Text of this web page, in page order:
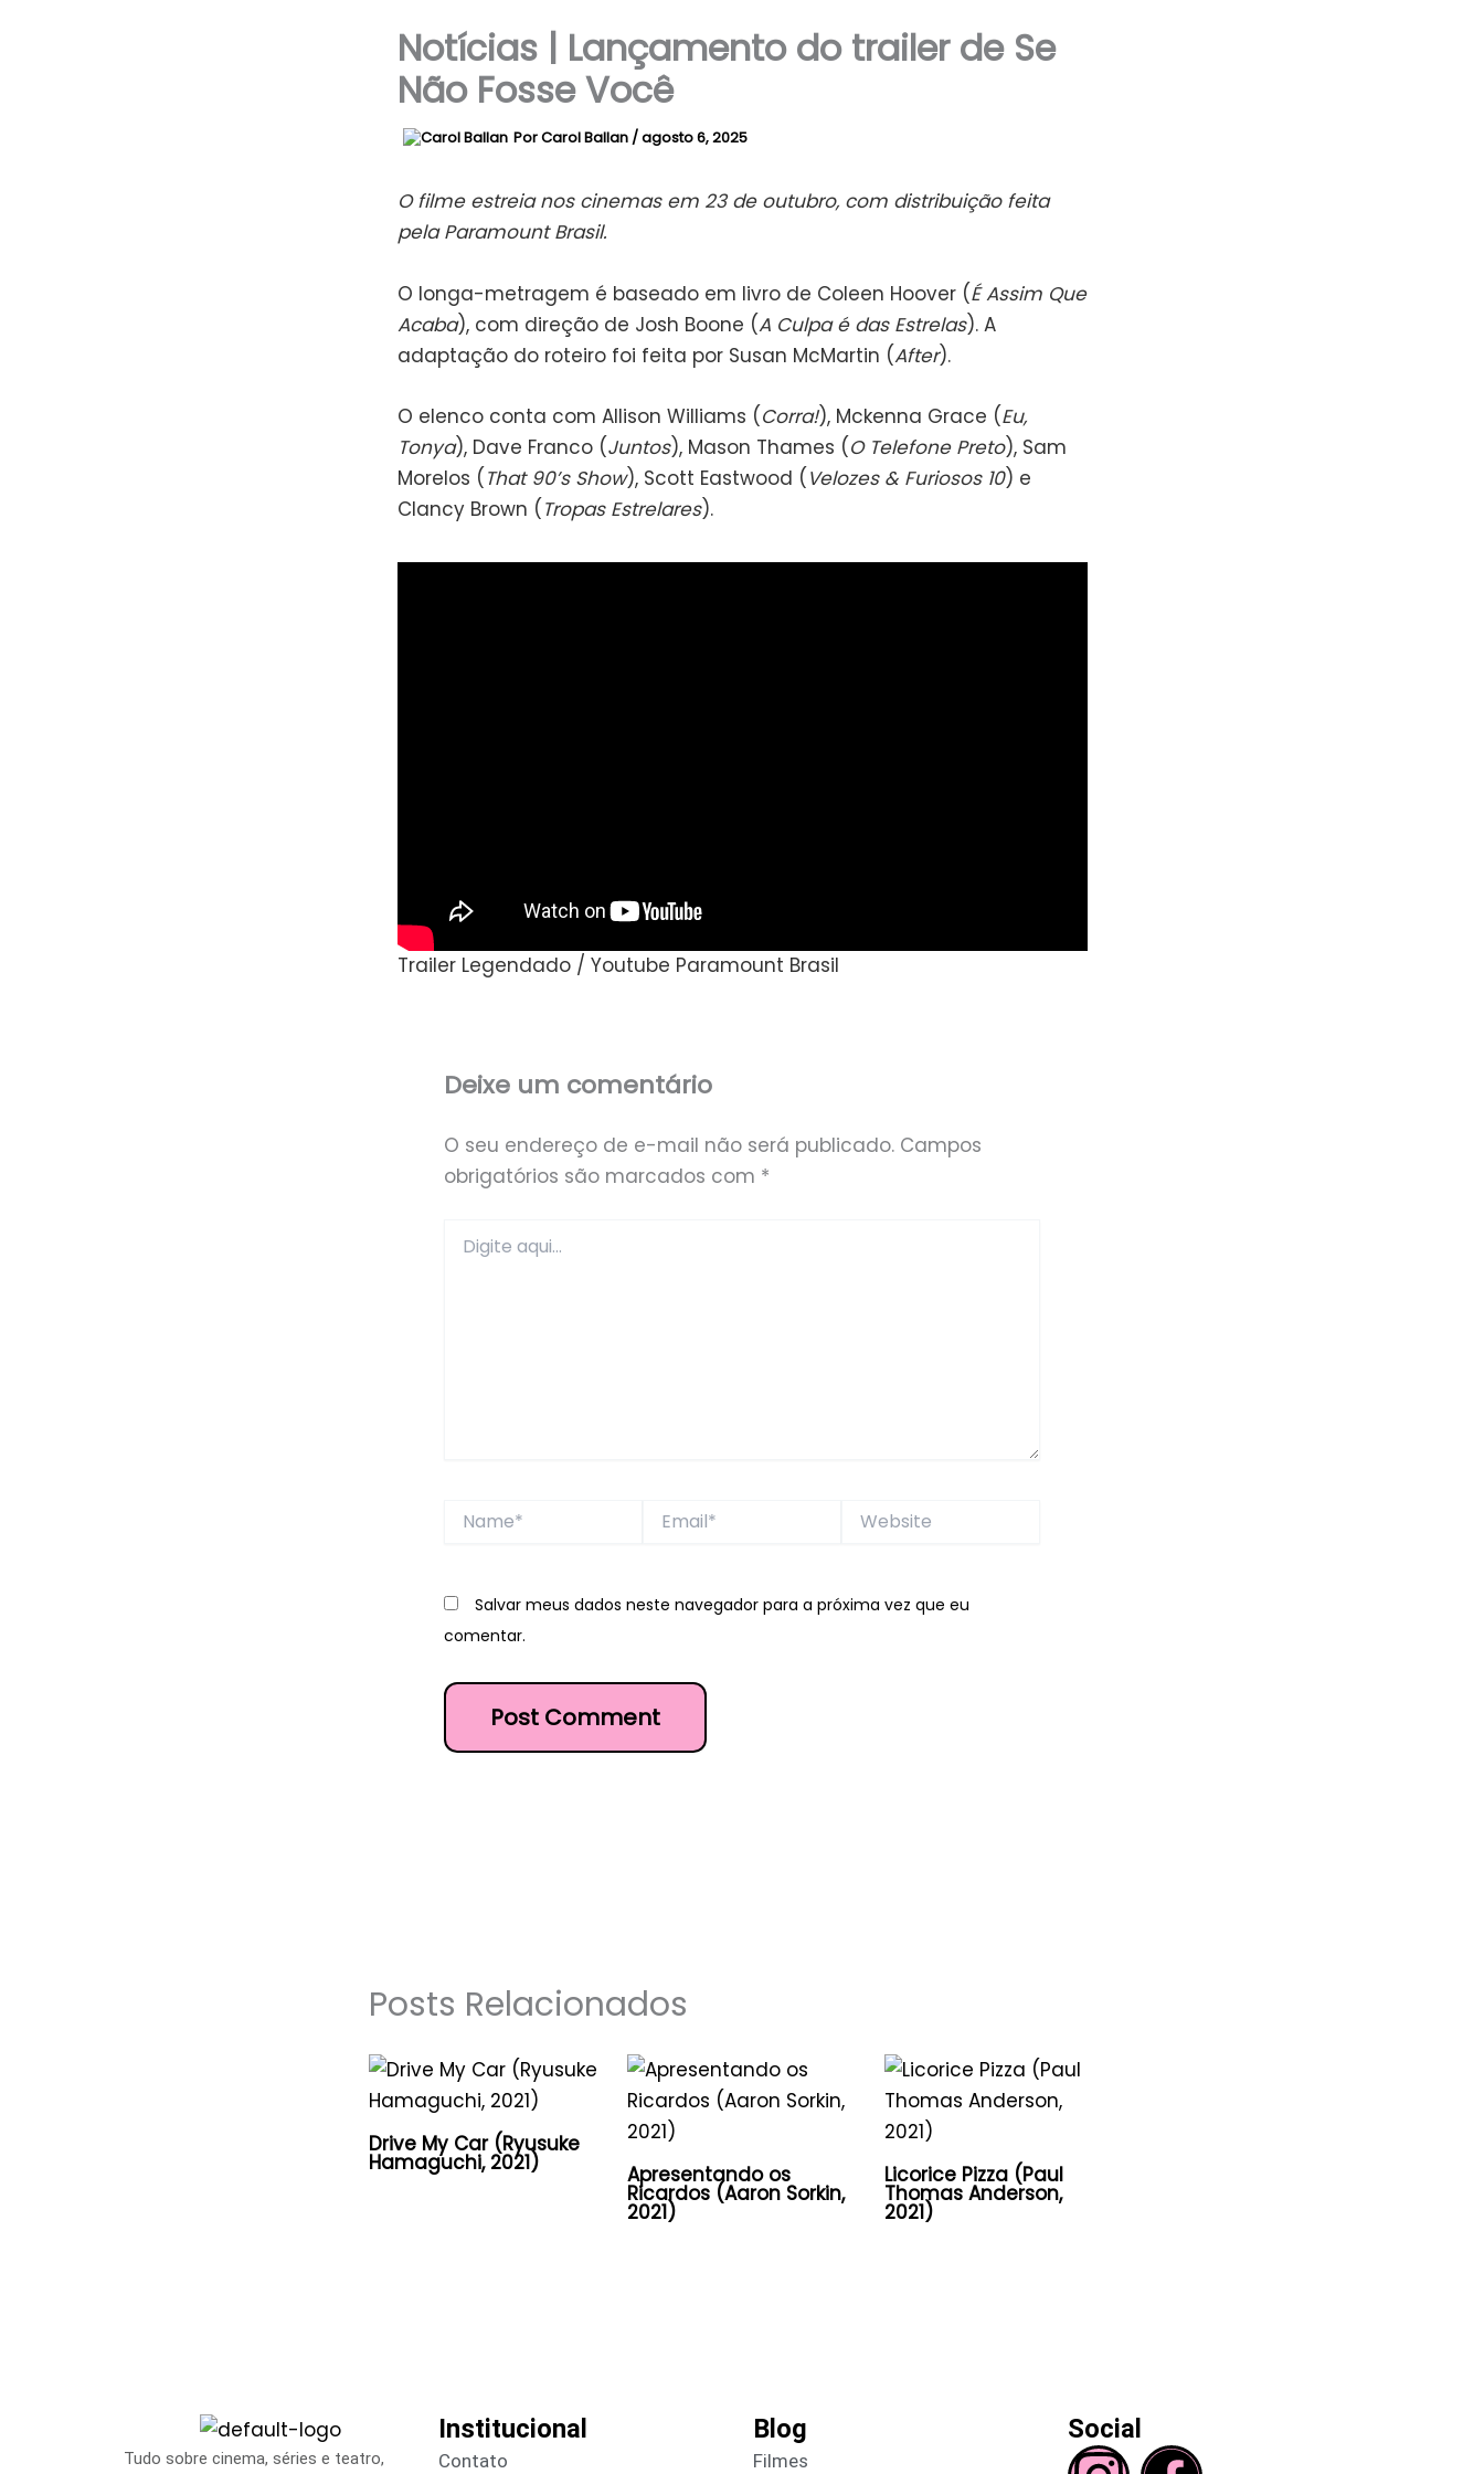
Notícias | Lançamento do trailer de Se
Não Fosse Você
PorCarol Ballan /agosto 6, 2025
O filme estreia nos cinemas em 23 de outubro, com distribuição feita
pela Paramount Brasil.
O longa-metragem é baseado em livro de Coleen Hoover (É Assim Que
Acaba), com direção de Josh Boone (A Culpa é das Estrelas). A
adaptação do roteiro foi feita por Susan McMartin (After).
O elenco conta com Allison Williams (Corra!), Mckenna Grace (Eu,
Tonya), Dave Franco (Juntos), Mason Thames (O Telefone Preto), Sam
Morelos ( That 90’s Show), Scott Eastwood ( Velozes & Furiosos 10) e
Clancy Brown ( Tropas Estrelares).
Trailer Legendado / Youtube Paramount Brasil
Deixe um comentário
O seu endereço de e-mail não será publicado. Campos
obrigatórios são marcados com *
aqui...
Website
Salvar meus dados neste navegador para a próxima vez que eu
comentar.
Posts Relacionados
Drive My Car (Ryusuke
Hamaguchi, 2021) Apresentando os
Ricardos (Aaron Sorkin,
2021)
Licorice Pizza (Paul
Thomas Anderson,
2021)
Tudo sobre cinema, séries e teatro,
Institucional
Contato
Blog
Filmes
Social